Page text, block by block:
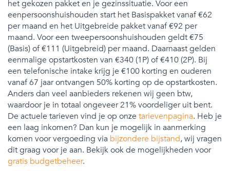
het gekozen pakket en je gezinssituatie. Voor een
eenpersoonshuishouden start het Basispakket vanaf €62
per maand en het Uitgebreide pakket vanaf €92 per
maand. Voor een tweepersoonshuishouden geldt €75
(Basis) of €111 (Uitgebreid) per maand. Daarnaast gelden
eenmalige opstartkosten van €340 (1P) of €410 (2P). Bij
een telefonische intake krijg je €100 korting en ouderen
vanaf 67 jaar ontvangen 50% korting op de opstartkosten.
Anders dan veel aanbieders rekenen wij geen btw,
waardoor je in totaal ongeveer 21% voordeliger uit bent.
De actuele tarieven vind je op onze tarievenpagina. Heb je
een laag inkomen? Dan kun je mogelijk in aanmerking
komen voor vergoeding via bijzondere bijstand, wij vragen
dit graag voor je aan. Bekijk ook de mogelijkheden voor
gratis budgetbeheer.